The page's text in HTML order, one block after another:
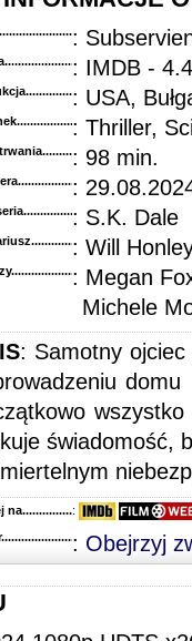
:
: IMDB -
: USA,
: Thriller,
: 98 min.
:
: S.K. Dale
: Will
: Megan
Michele
: Samotny
świadomość,
na........................................
:
: Obejrzyj